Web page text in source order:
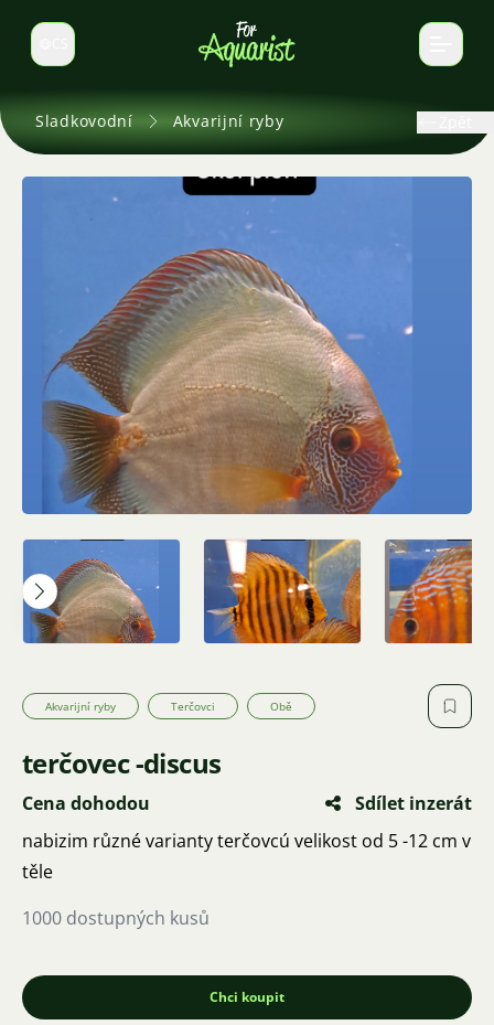
Select language
Sladkovodní Akvarijní ryby
Akvarijní ryby Terčovci Obě
terčovec -discus
Cena dohodou
Sdílet inzerát
nabizim různé varianty terčovcú velikost od 5 -12 cm v
těle
1000 dostupných kusů
Chci koupit